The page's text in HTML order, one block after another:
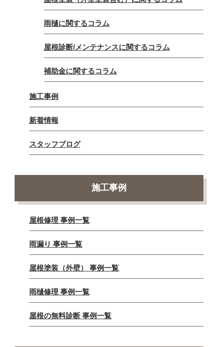
雨樋に関するコラム
屋根診断/メンテナンスに関するコラム
補助金に関するコラム
施工事例
新着情報
スタッフブログ
施工事例
屋根修理 事例一覧
雨漏り 事例一覧
屋根塗装（外壁） 事例一覧
雨樋修理 事例一覧
屋根の無料診断 事例一覧